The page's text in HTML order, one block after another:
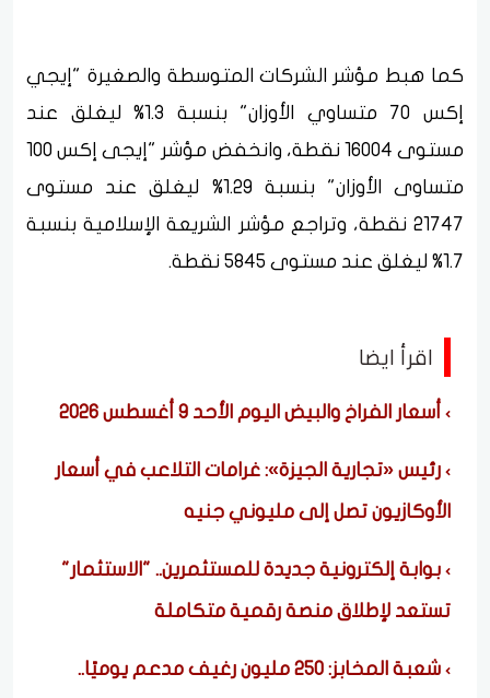
كما هبط مؤشر الشركات المتوسطة والصغيرة "إيجي
إكس 70 متساوي الأوزان" بنسبة 1.3% ليغلق عند
مستوى 16004 نقطة، وانخفض مؤشر "إيجى إكس 100
متساوى الأوزان" بنسبة 1.29% ليغلق عند مستوى
21747 نقطة، وتراجع مؤشر الشريعة الإسلامية بنسبة
1.7% ليغلق عند مستوى 5845 نقطة.
اقرأ ايضا
أسعار الفراخ والبيض اليوم الأحد 9 أغسطس 2026
رئيس «تجارية الجيزة»: غرامات التلاعب في أسعار
الأوكازيون تصل إلى مليوني جنيه
بوابة إلكترونية جديدة للمستثمرين.. "الاستثمار"
تستعد لإطلاق منصة رقمية متكاملة
شعبة المخابز: 250 مليون رغيف مدعم يوميًا..